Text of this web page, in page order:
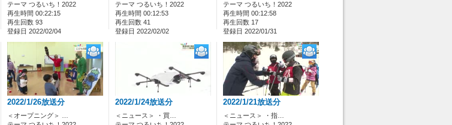
テーマ つるいち！2022
再生時間 00:22:15
再生回数 93
登録日 2022/02/04
テーマ つるいち！2022
再生時間 00:12:53
再生回数 41
登録日 2022/02/02
テーマ つるいち！2022
再生時間 00:12:58
再生回数 17
登録日 2022/01/31
2022/1/26放送分
＜オープニング＞ …
2022/1/24放送分
＜ニュース＞ ・買…
2022/1/21放送分
＜ニュース＞ ・指…